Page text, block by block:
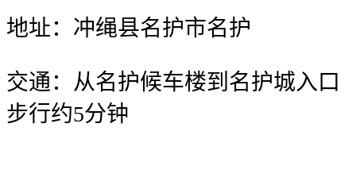
地址：冲绳县名护市名护
交通：从名护候车楼到名护城入口
步行约5分钟